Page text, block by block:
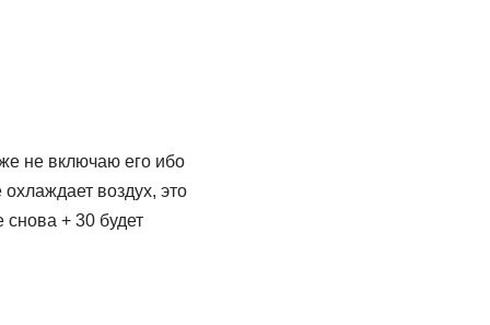
не включаю его ибо
воздух, это
+ 30 будет